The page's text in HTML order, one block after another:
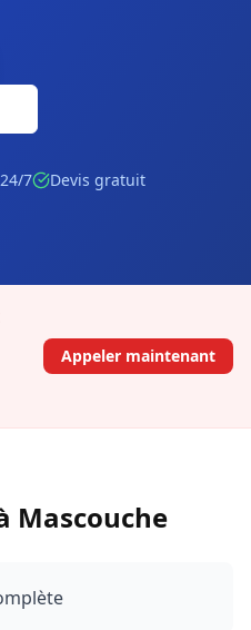
7
Devis gratuit
Appeler maintenant
Mascouche